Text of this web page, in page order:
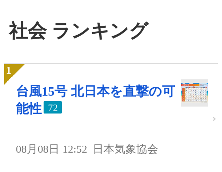
社会 ランキング
台風15号 北日本を直撃の可
能性
72
08月08日 12:52 日本気象協会